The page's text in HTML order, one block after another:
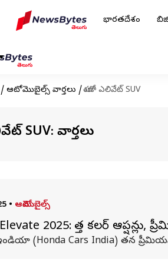
భారతదేశం
/ ఆటోమొబైల్స్ వార్తలు / హోండా ఎలివేట్ SUV
SUV: వార్తలు
• ఆటోమొబైల్స్
2025: కొత్త కలర్
(Honda Cars India) తన